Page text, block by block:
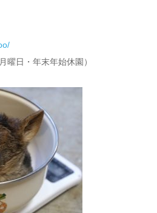
曜日・年末年始休園）